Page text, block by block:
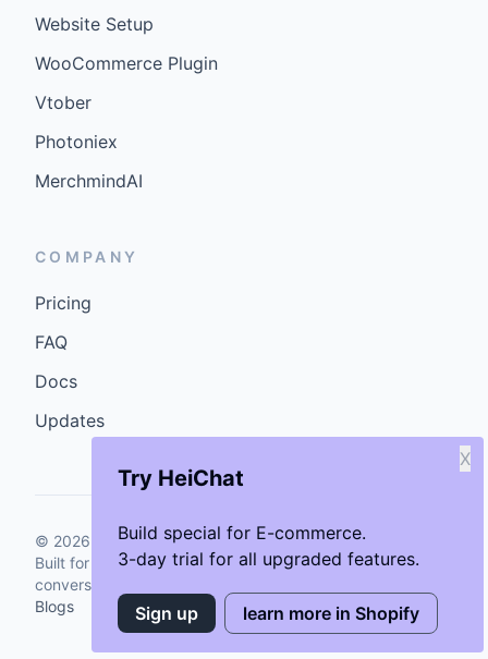
Try HeiChat
Build special for E-commerce.
3-day trial for all upgraded features.
X
Sign up learn more in Shopify
Website Setup
WooCommerce Plugin
Vtober
Photoniex
MerchmindAI
COMPANY
Pricing
FAQ
Docs
Updates
© 2026 GenCybers Inc. All rights reserved.
Built for storefronts that want faster answers and cleaner
conversions.
Blogs